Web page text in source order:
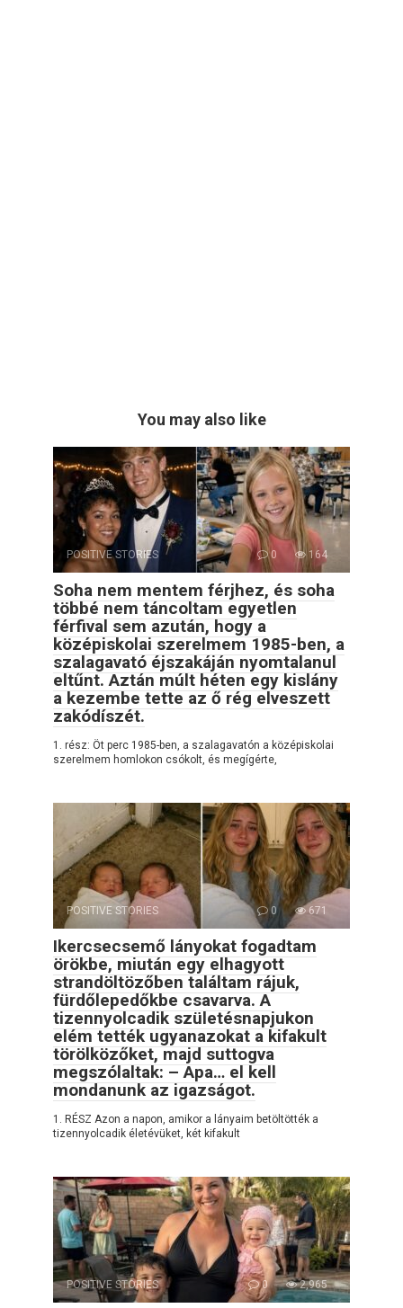
You may also like
POSITIVE STORIES 0 164
Soha nem mentem férjhez, és soha
többé nem táncoltam egyetlen
férfival sem azután, hogy a
középiskolai szerelmem 1985-ben, a
szalagavató éjszakáján nyomtalanul
eltűnt. Aztán múlt héten egy kislány
a kezembe tette az ő rég elveszett
zakódíszét.
1. rész: Öt perc 1985-ben, a szalagavatón a középiskolai
szerelmem homlokon csókolt, és megígérte,
POSITIVE STORIES 0 671
Ikercsecsemő lányokat fogadtam
örökbe, miután egy elhagyott
strandöltözőben találtam rájuk,
fürdőlepedőkbe csavarva. A
tizennyolcadik születésnapjukon
elém tették ugyanazokat a kifakult
törölközőket, majd suttogva
megszólaltak: – Apa… el kell
mondanunk az igazságot.
1. RÉSZ Azon a napon, amikor a lányaim betöltötték a
tizennyolcadik életévüket, két kifakult
POSITIVE STORIES 0 2,965